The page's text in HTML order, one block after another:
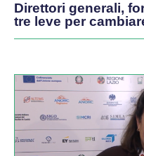
Direttori generali,
tre leve per